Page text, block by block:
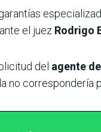
el juez Rodrigo
del agente
no correspondería